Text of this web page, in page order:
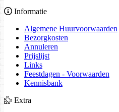
Informatie
Algemene Huurvoorwaarden
Bezorgkosten
Annuleren
Prijslijst
Links
Feestdagen - Voorwaarden
Kennisbank
Extra